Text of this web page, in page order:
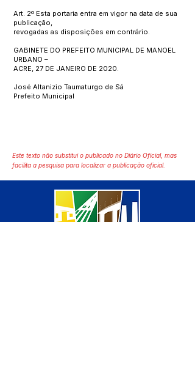
Art. 2º Esta portaria entra em vigor na data de sua
publicação,
revogadas as disposições em contrário.
GABINETE DO PREFEITO MUNICIPAL DE MANOEL
URBANO –
ACRE, 27 DE JANEIRO DE 2020.
José Altanizio Taumaturgo de Sá
Prefeito Municipal
Este texto não substitui o publicado no Diário Oficial, mas
facilita a pesquisa para localizar a publicação oficial.